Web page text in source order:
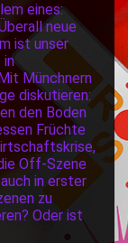
eines:
neue
ist unser
in
Münchnern
diskutieren:
den Boden
Früchte
Off-Szene
in erster
zu
Oder ist